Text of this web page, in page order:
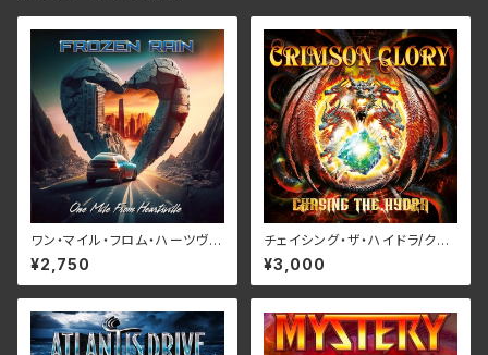
ワン・マイル・フロム・ハーツヴィ
ル/フローズン・レイン RBNCD-
1383
¥2,750
チェイシング・ザ・ハイドラ/クリ
ムゾン・グローリー RBNCD-1
467(仕様:CD)
¥3,000